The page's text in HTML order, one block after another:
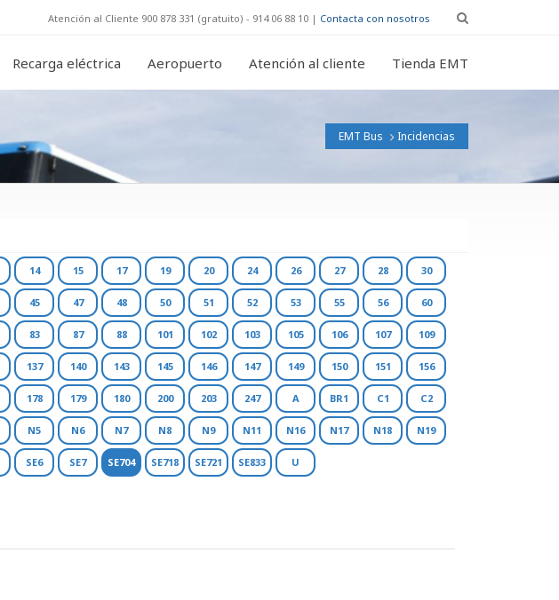
Atención al Cliente 900 878 331 (gratuito) - 914 06 88 10 | Contacta con nosotros
Recarga eléctrica Aeropuerto Atención al cliente Tienda EMT
EMT Bus Incidencias
14 15 17 19 20 24 26 27 28 30
45 47 48 50 51 52 53 55 56 60
83 87 88 101 102 103 105 106 107 109
137 140 143 145 146 147 149 150 151 156
178 179 180 200 203 247 A BR1 C1 C2
N5 N6 N7 N8 N9 N11 N16 N17 N18 N19
SE6 SE7 SE704 SE718 SE721 SE833 U